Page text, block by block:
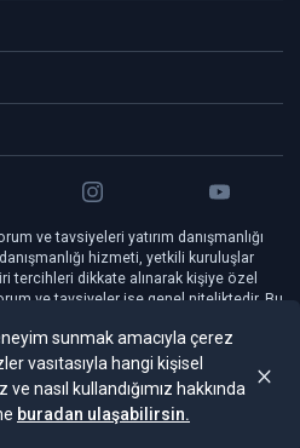
ve tavsiyeleri yatırım danışmanlığı
hizmeti, yetkili kuruluşlar
tercihleri dikkate alınarak kişiye özel
ve tavsiyeler ise genel niteliktedir. Bu
bilgilere dayanılarak yatırım kararı
uygun sonuçlar doğurmayabilir.
FiBilişim Haber Yazılımı
sunmak amacıyla çerez
vasıtasıyla hangi kişisel
ve nasıl kullandığımız hakkında
buradan ulaşabilirsin.